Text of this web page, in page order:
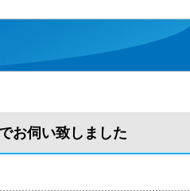
お伺い致しました